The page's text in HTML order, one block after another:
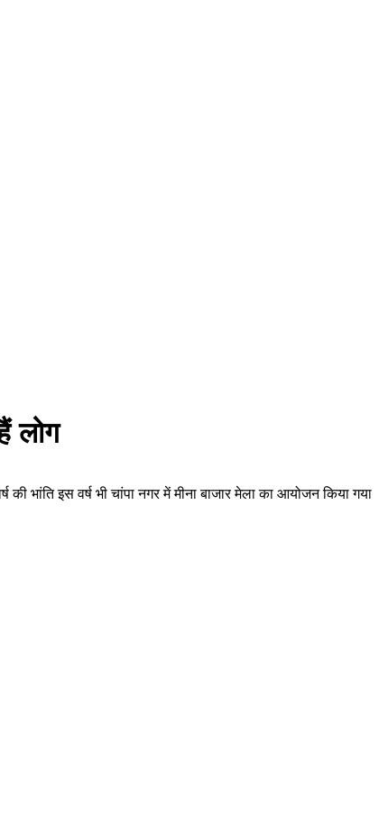
लोग
भांति इस वर्ष भी चांपा नगर में मीना बाजार मेला का आयोजन किया गया